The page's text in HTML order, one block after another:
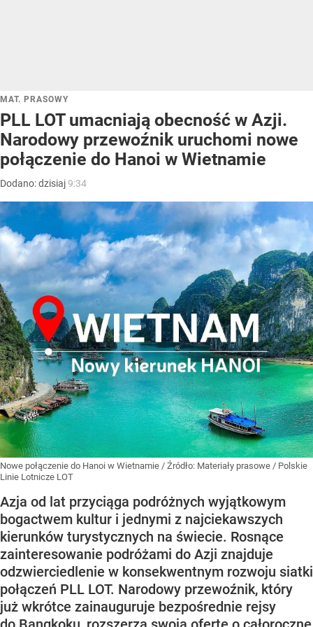
MAT. PRASOWY
PLL LOT umacniają obecność w Azji.
Narodowy przewoźnik uruchomi nowe
połączenie do Hanoi w Wietnamie
Dodano:dzisiaj9:34
Nowe połączenie do Hanoi w Wietnamie / Źródło: Materiały prasowe / Polskie
Linie Lotnicze LOT
Azja od lat przyciąga podróżnych wyjątkowym
bogactwem kultur i jednymi z najciekawszych
kierunków turystycznych na świecie. Rosnące
zainteresowanie podróżami do Azji znajduje
odzwierciedlenie w konsekwentnym rozwoju siatki
połączeń PLL LOT. Narodowy przewoźnik, który
już wkrótce zainauguruje bezpośrednie rejsy